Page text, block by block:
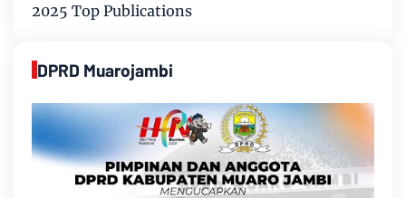
2025 Top Publications
DPRD Muarojambi